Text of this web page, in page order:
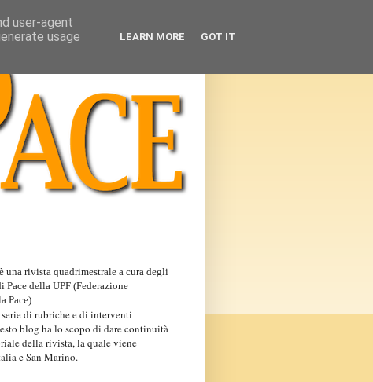
una rivista quadrimestrale a cura degli
Pace della UPF (Federazione
Pace).
di rubriche e di interventi
blog ha lo scopo di dare continuità
della rivista, la quale viene
e San Marino.
user-agent
usage
LEARN MORE GOT IT